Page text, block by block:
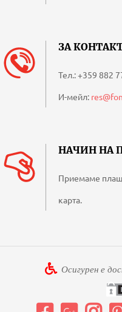
ЗА
Тел.:+359 882
И-мейл:
НАЧИН НА
Приемаме
карта.
Осигурен е